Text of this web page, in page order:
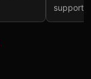
support